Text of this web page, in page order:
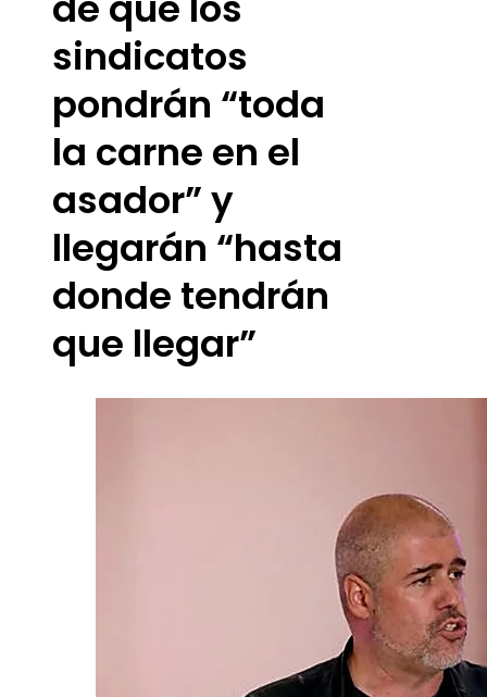
sindicatos
pondrán “toda
la carne en el
asador” y
llegarán “hasta
donde tendrán
que llegar”